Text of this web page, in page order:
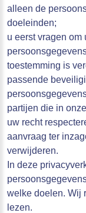
alleen de
doeleinden;
u eerst vragen
toestemming is
passende
partijen die in
uw recht
aanvraag ter
verwijderen.
In deze
welke doelen. Wij
lezen.